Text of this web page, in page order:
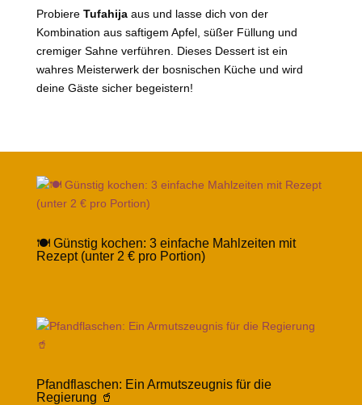
Probiere Tufahijaaus und lasse dich von der
Kombination aus saftigem Apfel, süßer Füllung und
cremiger Sahne verführen. Dieses Dessert ist ein
wahres Meisterwerk der bosnischen Küche und wird
deine Gäste sicher begeistern!
🍽️ Günstig kochen: 3 einfache Mahlzeiten mit
Rezept (unter 2 € pro Portion)
Pfandflaschen: Ein Armutszeugnis für die
Regierung 🥤